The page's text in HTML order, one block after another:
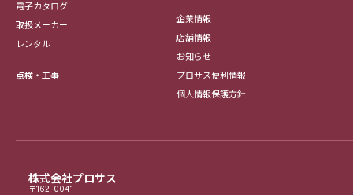
株式会社プロサス
〒162-0041
電子カタログ
取扱メーカー
レンタル
点検・工事
企業情報
店舗情報
お知らせ
プロサス便利情報
個人情報保護方針